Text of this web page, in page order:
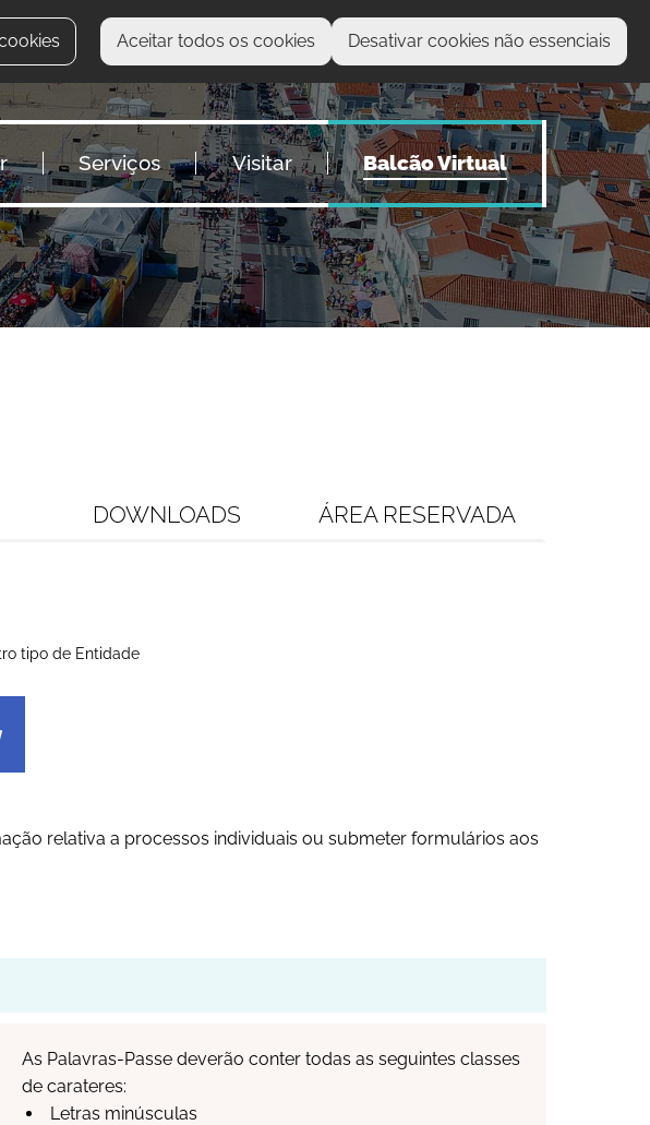
Aceitar todos os cookies Desativar cookies não essenciais
O que procura?
Serviços Visitar Balcão Virtual
DOWNLOADS ÁREA RESERVADA
tipo de Entidade
relativa a processos individuais ou submeter formulários aos
As Palavras-Passe deverão conter todas as seguintes classes
de carateres:
Letras minúsculas